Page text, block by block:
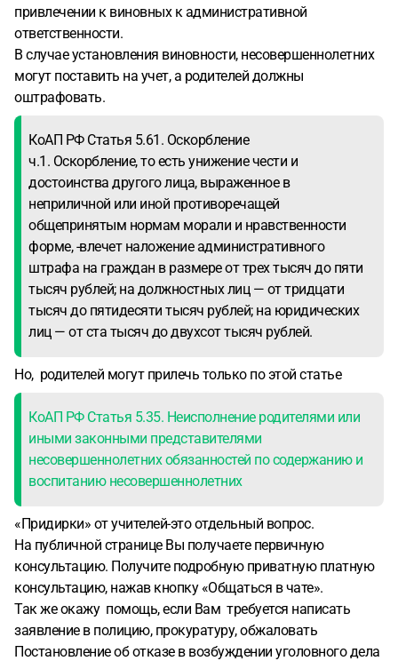
привлечении к виновных к административной
ответственности.
В случае установления виновности, несовершеннолетних
могут поставить на учет, а родителей должны
оштрафовать.
КоАП РФ Статья 5.61. Оскорбление
ч.1. Оскорбление, то есть унижение чести и
достоинства другого лица, выраженное в
неприличной или иной противоречащей
общепринятым нормам морали и нравственности
форме, -влечет наложение административного
штрафа на граждан в размере от трех тысяч до пяти
тысяч рублей; на должностных лиц — от тридцати
тысяч до пятидесяти тысяч рублей; на юридических
лиц — от ста тысяч до двухсот тысяч рублей.
Но, родителей могут прилечь только по этой статье
КоАП РФ Статья 5.35. Неисполнение родителями или
иными законными представителями
несовершеннолетних обязанностей по содержанию и
воспитанию несовершеннолетних
«Придирки» от учителей-это отдельный вопрос.
На публичной странице Вы получаете первичную
консультацию. Получите подробную приватную платную
консультацию, нажав кнопку «Общаться в чате».
Так же окажу помощь, если Вам требуется написать
заявление в полицию, прокуратуру, обжаловать
Постановление об отказе в возбуждении уголовного дела